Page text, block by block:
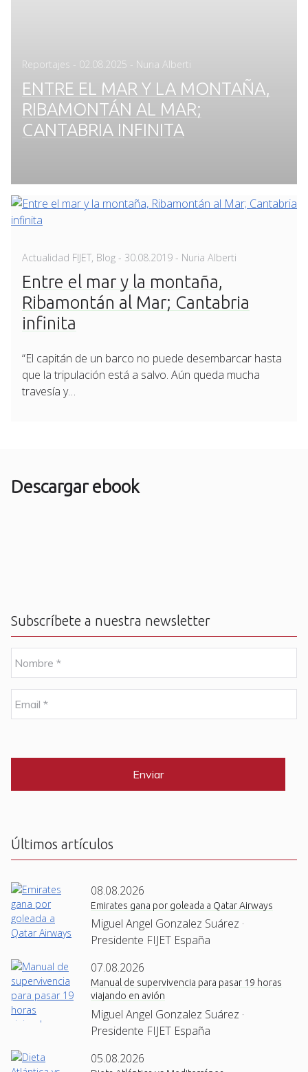
Reportajes - Posted
02.08.2025 - Nuria Alberti
ENTRE EL MAR Y LA MONTAÑA,
RIBAMONTÁN AL MAR;
CANTABRIA INFINITA
Actualidad FIJET, Blog - Posted
on
30.08.2019 - Nuria Alberti
Entre el mar y la montaña,
Ribamontán al Mar; Cantabria
infinita
“El capitán de un barco no puede desembarcar hasta
que la tripulación está a salvo. Aún queda mucha
travesía y…
Descargar ebook
Subscríbete a nuestra newsletter
o
m
e
m
a
C
Últimos artículos
08.08.2026
Emirates gana por goleada a Qatar Airways
Miguel Angel Gonzalez Suárez ·
Presidente FIJET España
07.08.2026
Manual de supervivencia para pasar 19 horas
viajando en avión
Miguel Angel Gonzalez Suárez ·
Presidente FIJET España
05.08.2026